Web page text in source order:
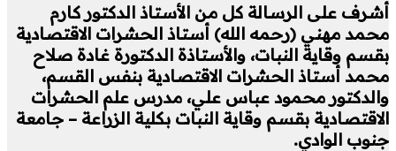
أشرف على الرسالة كل من الأستاذ الدكتور كارم
محمد مهني (رحمه الله) أستاذ الحشرات الاقتصادية
بقسم وقاية النبات، والأستاذة الدكتورة غادة صلاح
محمد أستاذ الحشرات الاقتصادية بنفس القسم،
والدكتور محمود عباس علي، مدرس علم الحشرات
الاقتصادية بقسم وقاية النبات بكلية الزراعة – جامعة
جنوب الوادي.